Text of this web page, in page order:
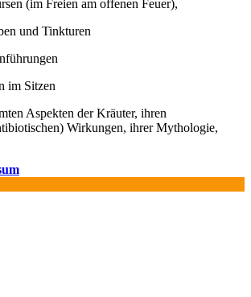
(im Freien am offenen Feuer),
und Tinkturen
im Sitzen
Aspekten der Kräuter, ihren
Wirkungen, ihrer Mythologie,